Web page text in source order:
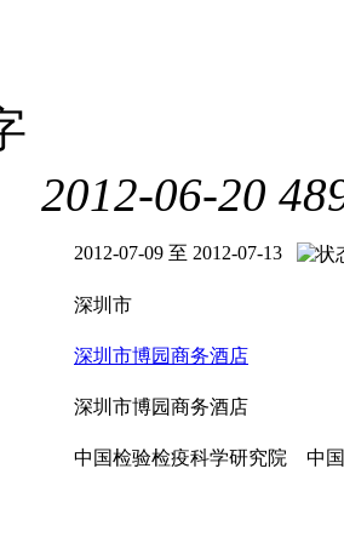
2012-06-20
2012-07-09 至 2012-07-13
深圳市
深圳市博园商务酒店
深圳市博园商务酒店
中国检验检疫科学研究院 中